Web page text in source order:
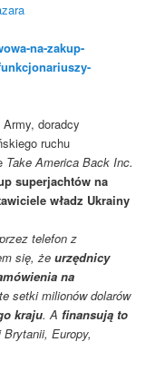
na-zakup-
doradcy
ruchu
Take America Back Inc.
superjachtów na
władz Ukrainy
telefon z
się, żeurzędnicy
na
setki milionów dolarów
kraju. Afinansują to
Europy,